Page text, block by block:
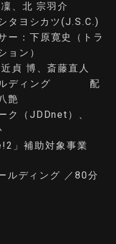
、北 宗羽介
タヨシカツ(J.S.C.)
ー：下原寛史（トラ
ョン）
貞 博、斎藤直人
ールディング 配
艶
ク（JDDnet）、
」補助対象事業
ディング ／80分